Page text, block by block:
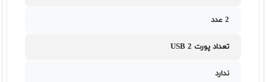
2 عدد
تعداد پورت USB 2
ندارد